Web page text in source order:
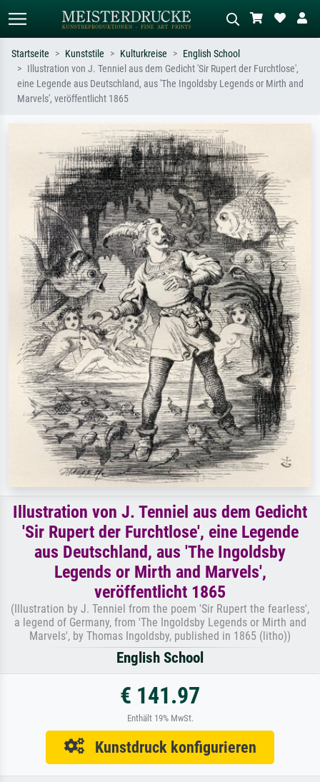
Standardsuche KI-Bildersuche
Suchen Sie nach Künstlern, Werktiteln
Sternennacht, Impressionismus, Welle
Hokusai, Akt.
Ölgemälde, Stehender Akt neben einem
Baum.
Startseite Kunststile Kulturkreise
English School
Illustration von J. Tenniel aus dem Gedicht 'Sir Rupert der Furchtlose',
eine Legende aus Deutschland, aus 'The Ingoldsby Legends or Mirth and
Marvels', veröffentlicht 1865
Illustration von J. Tenniel aus dem Gedicht
'Sir Rupert der Furchtlose', eine Legende
aus Deutschland, aus 'The Ingoldsby
Legends or Mirth and Marvels',
veröffentlicht 1865
(Illustration by J. Tenniel from the poem 'Sir Rupert the fearless',
a legend of Germany, from 'The Ingoldsby Legends or Mirth and
Marvels', by Thomas Ingoldsby, published in 1865 (litho))
English School
€ 141.97
Enthält 19% MwSt.
Kunstdruck konfigurieren